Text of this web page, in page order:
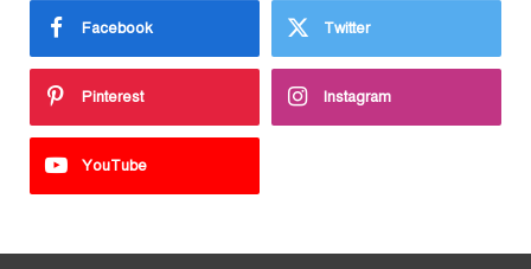
Facebook Twitter
Pinterest Instagram
YouTube